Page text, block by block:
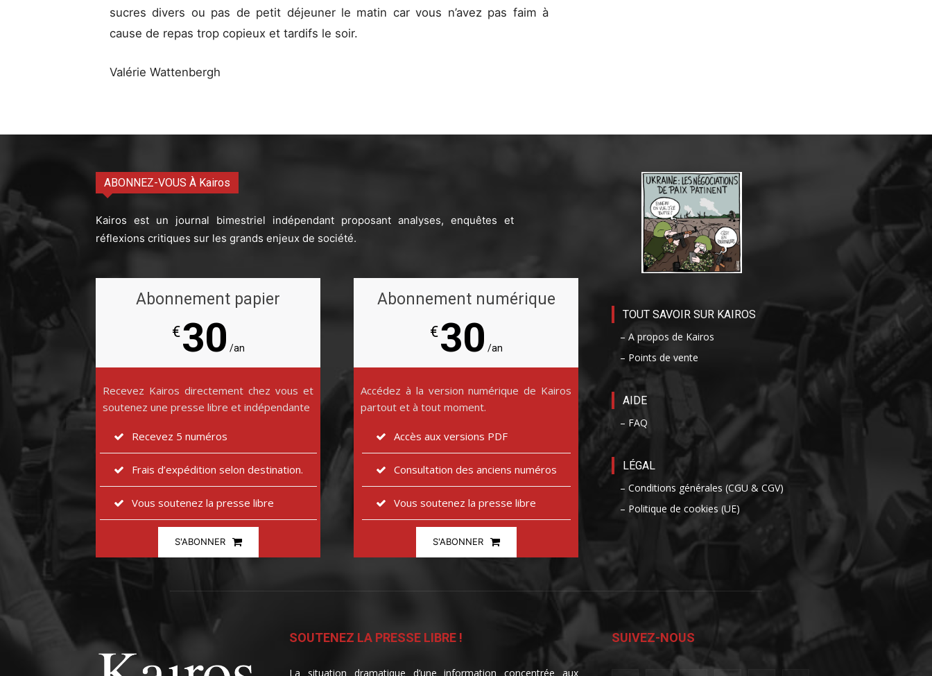
sucres divers ou pas de petit déjeuner le matin car vous n’avez pas faim à
cause de repas trop copieux et tardifs le soir.
Valérie Wattenbergh
ABONNEZ-VOUS À Kairos
Kairos est un journal bimestriel indépendant proposant analyses, enquêtes et
réflexions critiques sur les grands enjeux de société.
Abonnement papier
€30 /an
Recevez Kairos directement chez vous et
soutenez une presse libre et indépendante
Recevez 5 numéros
Frais d’expédition selon destination.
Vous soutenez la presse libre
S'ABONNER
Abonnement numérique
€30 /an
Accédez à la version numérique de Kairos
partout et à tout moment.
Accès aux versions PDF
Consultation des anciens numéros
Vous soutenez la presse libre
S'ABONNER
TOUT SAVOIR SUR KAIROS
– A propos de Kairos
– Points de vente
AIDE
– FAQ
LÉGAL
– Conditions générales (CGU & CGV)
– Politique de cookies (UE)
SOUTENEZ LA PRESSE LIBRE !
La situation dramatique d’une information concentrée aux
SUIVEZ-NOUS